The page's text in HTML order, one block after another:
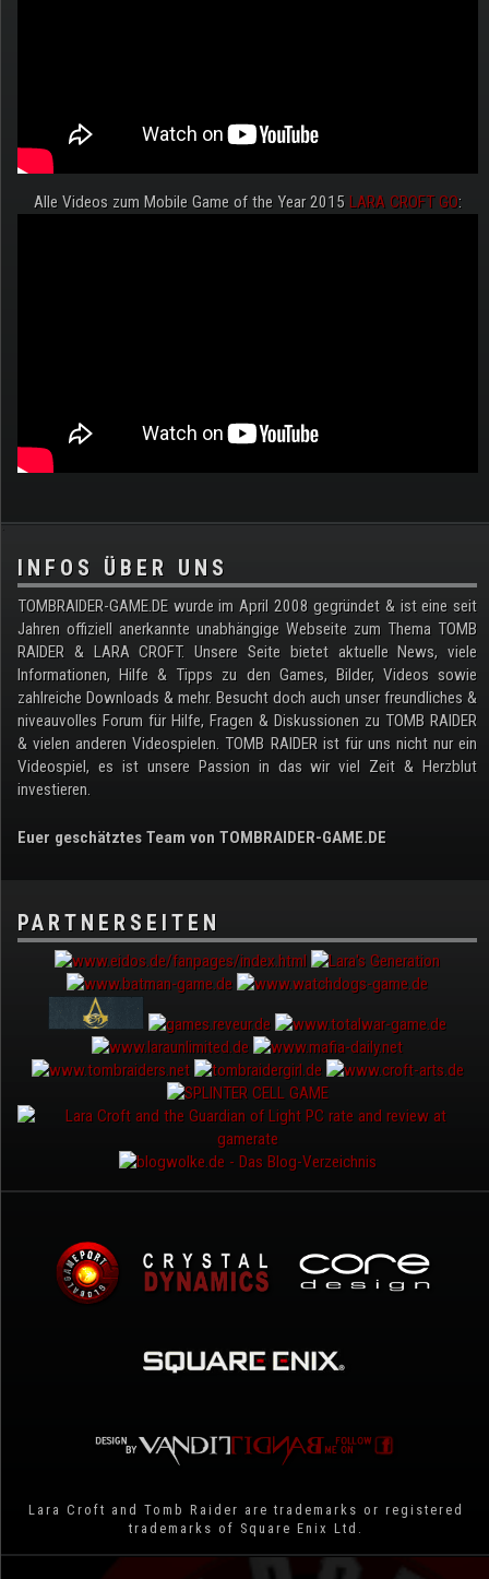
Alle Videos zum Mobile Game of the Year 2015 LARA CROFT GO:
.
INFOS ÜBER UNS
TOMBRAIDER-GAME.DE wurde im April 2008 gegründet & ist eine seit
Jahren offiziell anerkannte unabhängige Webseite zum Thema TOMB
RAIDER & LARA CROFT. Unsere Seite bietet aktuelle News, viele
Informationen, Hilfe & Tipps zu den Games, Bilder, Videos sowie
zahlreiche Downloads & mehr. Besucht doch auch unser freundliches &
niveauvolles Forum für Hilfe, Fragen & Diskussionen zu TOMB RAIDER
& vielen anderen Videospielen. TOMB RAIDER ist für uns nicht nur ein
Videospiel, es ist unsere Passion in das wir viel Zeit & Herzblut
investieren.
Euer geschätztes Team von TOMBRAIDER-GAME.DE
PARTNERSEITEN
Lara Croft and Tomb Raider are trademarks or registered
trademarks of Square Enix Ltd.